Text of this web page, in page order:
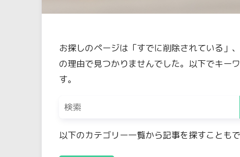
お探しのページは「すでに削除されている」
の理由で見つかりませんでした。以下でキー
す。
以下のカテゴリー一覧から記事を探すこともで